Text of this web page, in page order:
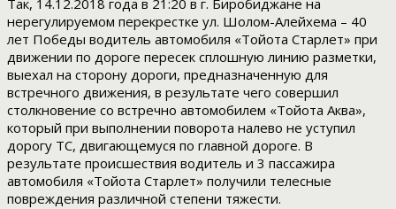
Так, 14.12.2018 года в 21:20 в г. Биробиджане на
нерегулируемом перекрестке ул. Шолом-Алейхема – 40
лет Победы водитель автомобиля «Тойота Старлет» при
движении по дороге пересек сплошную линию разметки,
выехал на сторону дороги, предназначенную для
встречного движения, в результате чего совершил
столкновение со встречно автомобилем «Тойота Аква»,
который при выполнении поворота налево не уступил
дорогу ТС, двигающемуся по главной дороге. В
результате происшествия водитель и 3 пассажира
автомобиля «Тойота Старлет» получили телесные
повреждения различной степени тяжести.